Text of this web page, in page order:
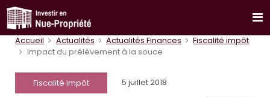
Accueil Actualités Actualités Finances
Fiscalité impôt
Impact du prélèvement à la souce
Fiscalité impôt
5 juillet 2018